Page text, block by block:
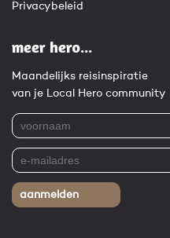
Privacybeleid
meer hero...
Maandelijks reisinspiratie
van je Local Hero community
aanmelden